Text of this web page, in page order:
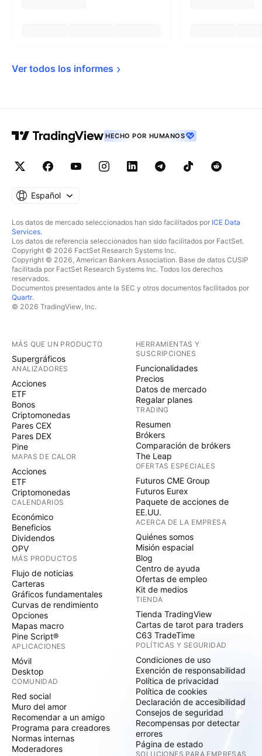
Ver todos los informes
HECHO POR HUMANOS
Español
Los datos de mercado seleccionados han sido facilitados por ICE Data
Services.
Los datos de referencia seleccionados han sido facilitados por FactSet.
Copyright © 2026 FactSet Research Systems Inc.
Copyright © 2026, American Bankers Association. Base de datos CUSIP
facilitada por FactSet Research Systems Inc. Todos los derechos
reservados.
Documentos presentados ante la SEC y otros documentos facilitados por
Quartr.
© 2026 TradingView, Inc.
MÁS QUE UN PRODUCTO
Supergráficos
ANALIZADORES
Acciones
ETF
Bonos
Criptomonedas
Pares CEX
Pares DEX
Pine
MAPAS DE CALOR
Acciones
ETF
Criptomonedas
CALENDARIOS
Económico
Beneficios
Dividendos
OPV
MÁS PRODUCTOS
Flujo de noticias
Carteras
Gráficos fundamentales
Curvas de rendimiento
Opciones
Mapas macro
Pine Script®
APLICACIONES
Móvil
Desktop
COMUNIDAD
Red social
Muro del amor
Recomendar a un amigo
Programa para creadores
Normas internas
Moderadores
HERRAMIENTAS Y
SUSCRIPCIONES
Funcionalidades
Precios
Datos de mercado
Regalar planes
TRADING
Resumen
Brókers
Comparación de brókers
The Leap
OFERTAS ESPECIALES
Futuros CME Group
Futuros Eurex
Paquete de acciones de
EE.UU.
ACERCA DE LA EMPRESA
Quiénes somos
Misión espacial
Blog
Centro de ayuda
Ofertas de empleo
Kit de medios
TIENDA
Tienda TradingView
Cartas de tarot para traders
C63 TradeTime
POLÍTICAS Y SEGURIDAD
Condiciones de uso
Exención de responsabilidad
Política de privacidad
Política de cookies
Declaración de accesibilidad
Consejos de seguridad
Recompensas por detectar
errores
Página de estado
SOLUCIONES PARA EMPRESAS